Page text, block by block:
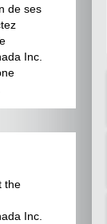
de ses
Inc.
the
Inc.